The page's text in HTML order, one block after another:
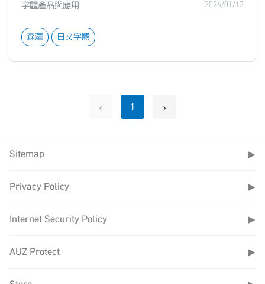
字體產品與應用 2026/01/13
森澤 日文字體
‹ 1 ›
Sitemap ▶
Privacy Policy ▶
Internet Security Policy ▶
AUZ Protect ▶